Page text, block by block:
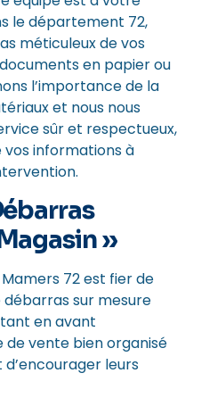
le département 72,
méticuleux de vos
documents en papier ou
l’importance de la
et nous nous
sûr et respectueux,
informations à
»
72 est fier de
sur mesure
en avant
de vente bien organisé
leurs